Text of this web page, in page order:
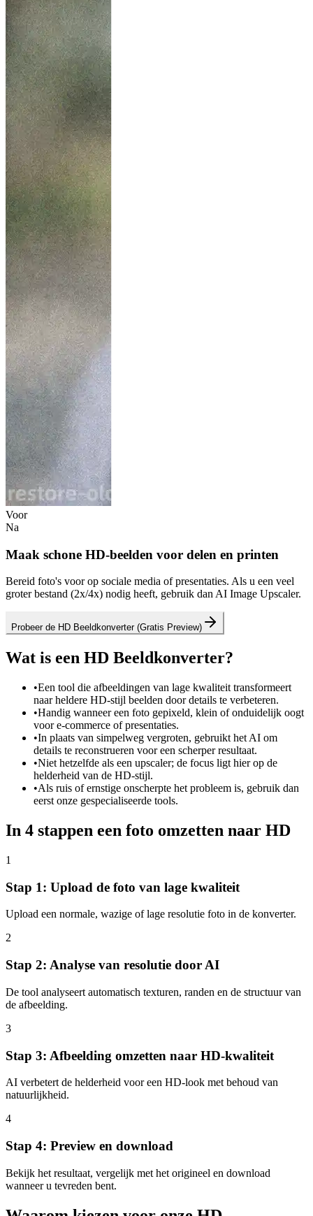
Voor
Na
Maak schone HD-beelden voor delen en printen
Bereid foto's voor op sociale media of presentaties. Als u een veel
groter bestand (2x/4x) nodig heeft, gebruik dan AI Image Upscaler.
Probeer de HD Beeldkonverter (Gratis Preview)
Wat is een HD Beeldkonverter?
•Een tool die afbeeldingen van lage kwaliteit transformeert
naar heldere HD-stijl beelden door details te verbeteren.
•Handig wanneer een foto gepixeld, klein of onduidelijk oogt
voor e-commerce of presentaties.
•In plaats van simpelweg vergroten, gebruikt het AI om
details te reconstrueren voor een scherper resultaat.
•Niet hetzelfde als een upscaler; de focus ligt hier op de
helderheid van de HD-stijl.
•Als ruis of ernstige onscherpte het probleem is, gebruik dan
eerst onze gespecialiseerde tools.
In 4 stappen een foto omzetten naar HD
1
Stap 1: Upload de foto van lage kwaliteit
Upload een normale, wazige of lage resolutie foto in de konverter.
2
Stap 2: Analyse van resolutie door AI
De tool analyseert automatisch texturen, randen en de structuur van
de afbeelding.
3
Stap 3: Afbeelding omzetten naar HD-kwaliteit
AI verbetert de helderheid voor een HD-look met behoud van
natuurlijkheid.
4
Stap 4: Preview en download
Bekijk het resultaat, vergelijk met het origineel en download
wanneer u tevreden bent.